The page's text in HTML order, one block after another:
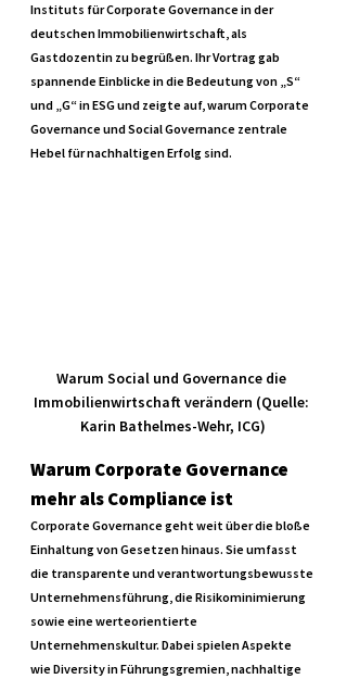
Instituts für Corporate Governance in der
deutschen Immobilienwirtschaft, als
Gastdozentin zu begrüßen. Ihr Vortrag gab
spannende Einblicke in die Bedeutung von „S“
und „G“ in ESG und zeigte auf, warum Corporate
Governance und Social Governance zentrale
Hebel für nachhaltigen Erfolg sind.
Warum Social und Governance die
Immobilienwirtschaft verändern (Quelle:
Karin Bathelmes-Wehr, ICG)
Warum Corporate Governance
mehr als Compliance ist
Corporate Governance geht weit über die bloße
Einhaltung von Gesetzen hinaus. Sie umfasst
die transparente und verantwortungsbewusste
Unternehmensführung, die Risikominimierung
sowie eine werteorientierte
Unternehmenskultur. Dabei spielen Aspekte
wie Diversity in Führungsgremien, nachhaltige